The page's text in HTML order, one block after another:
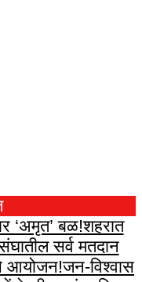
‘अमृत’ बळ!शहरात
सर्व मतदान
आयोजन!जन-विश्वास